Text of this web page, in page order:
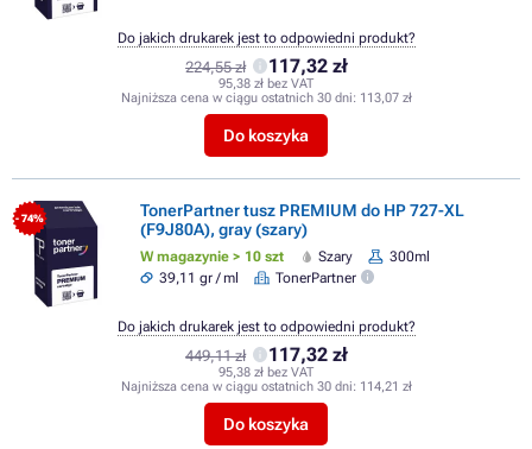
224,55 zł 117,32 zł
95,38 zł bez VAT
Najniższa cena w ciągu ostatnich 30 dni: 113,07 zł
Do koszyka
Do jakich drukarek jest to odpowiedni produkt?
- 74%
TonerPartner tusz PREMIUM do HP 727-XL
(F9J80A), gray (szary)
W magazynie > 10 szt Szary
300ml
39,11 gr / ml
TonerPartner
449,11 zł 117,32 zł
95,38 zł bez VAT
Najniższa cena w ciągu ostatnich 30 dni: 114,21 zł
Do koszyka
Do jakich drukarek jest to odpowiedni produkt?